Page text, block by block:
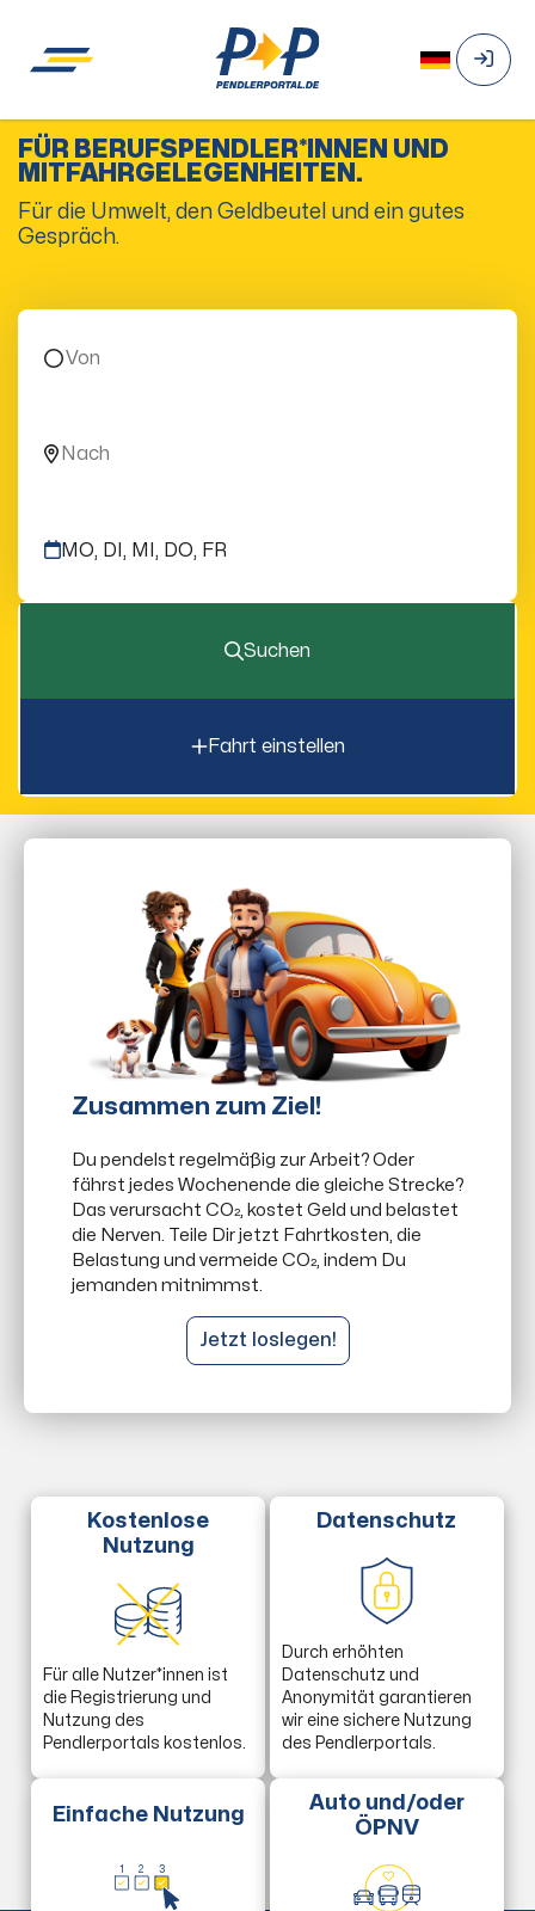
FÜR BERUFSPENDLER*INNEN UND
MITFAHRGELEGENHEITEN.
Für die Umwelt, den Geldbeutel und ein gutes
Gespräch.
MO, DI, MI, DO, FR
Suchen
Fahrt einstellen
Zusammen zum Ziel!
Du pendelst regelmäßig zur Arbeit? Oder
fährst jedes Wochenende die gleiche Strecke?
Das verursacht CO₂, kostet Geld und belastet
die Nerven. Teile Dir jetzt Fahrtkosten, die
Belastung und vermeide CO₂, indem Du
jemanden mitnimmst.
Jetzt loslegen!
Kostenlose
Nutzung
Für alle Nutzer*innen ist
die Registrierung und
Nutzung des
Pendlerportals kostenlos.
Datenschutz
Durch erhöhten
Datenschutz und
Anonymität garantieren
wir eine sichere Nutzung
des Pendlerportals.
Einfache Nutzung
1 2 3
Auto und/oder
ÖPNV